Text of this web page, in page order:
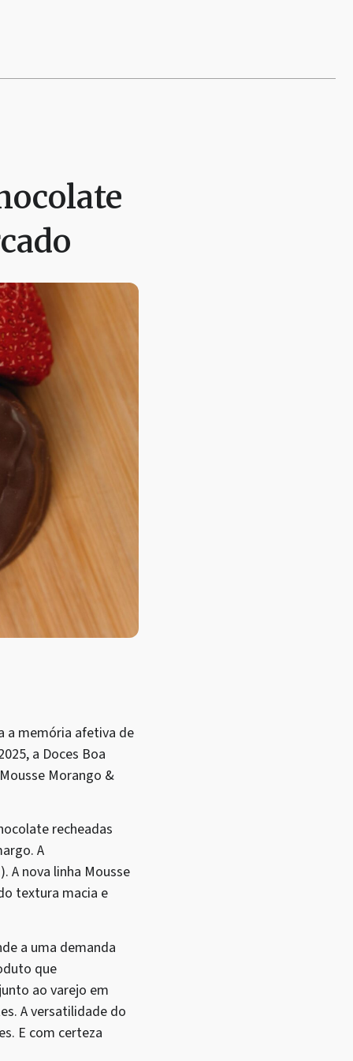
a memória afetiva de
a Doces Boa
Morango &
recheadas
A
A nova linha Mousse
textura macia e
a uma demanda
que
ao varejo em
A versatilidade do
E com certeza